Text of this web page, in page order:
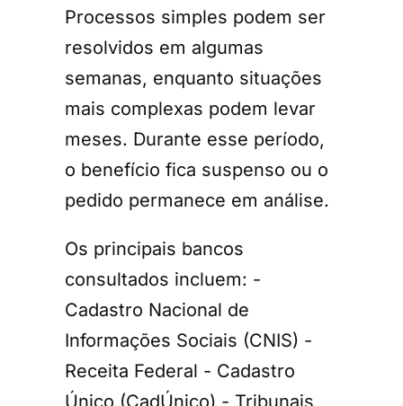
Processos simples podem ser
resolvidos em algumas
semanas, enquanto situações
mais complexas podem levar
meses. Durante esse período,
o benefício fica suspenso ou o
pedido permanece em análise.
Os principais bancos
consultados incluem: -
Cadastro Nacional de
Informações Sociais (CNIS) -
Receita Federal - Cadastro
Único (CadÚnico) - Tribunais